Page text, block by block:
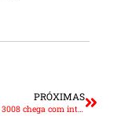
PRÓXIMAS
Novo Peugeot 3008 chega com interior mais sofisticado e elegante